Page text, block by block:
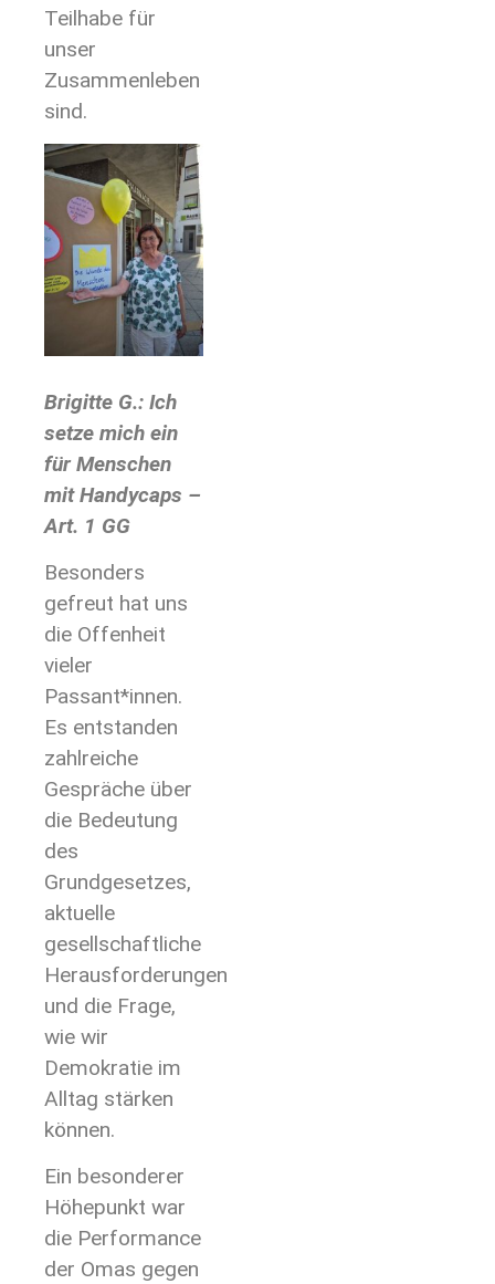
Teilhabe für
unser
Zusammenleben
sind.
Brigitte G.: Ich
setze mich ein
für Menschen
mit Handycaps –
Art. 1 GG
Besonders
gefreut hat uns
die Offenheit
vieler
Passant*innen.
Es entstanden
zahlreiche
Gespräche über
die Bedeutung
des
Grundgesetzes,
aktuelle
gesellschaftliche
Herausforderungen
und die Frage,
wie wir
Demokratie im
Alltag stärken
können.
Ein besonderer
Höhepunkt war
die Performance
der Omas gegen